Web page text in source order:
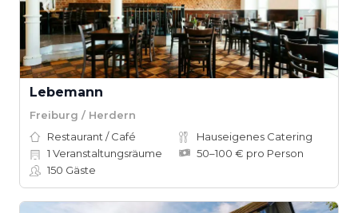
Lebemann
Freiburg / Herdern
Restaurant / Café
Hauseigenes Catering
1 Veranstaltungsräume
50–100 € pro Person
150 Gäste